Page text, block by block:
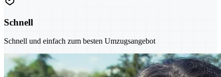
Schnell
Schnell und einfach zum besten Umzugsangebot